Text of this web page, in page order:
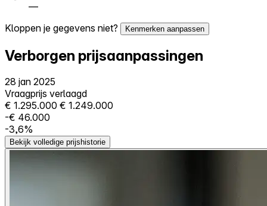
—
Kloppen je gegevens niet?
Kenmerken aanpassen
Verborgen prijsaanpassingen
28 jan 2025
Vraagprijs verlaagd
€ 1.295.000 € 1.249.000
-€ 46.000
-3,6%
Bekijk volledige prijshistorie